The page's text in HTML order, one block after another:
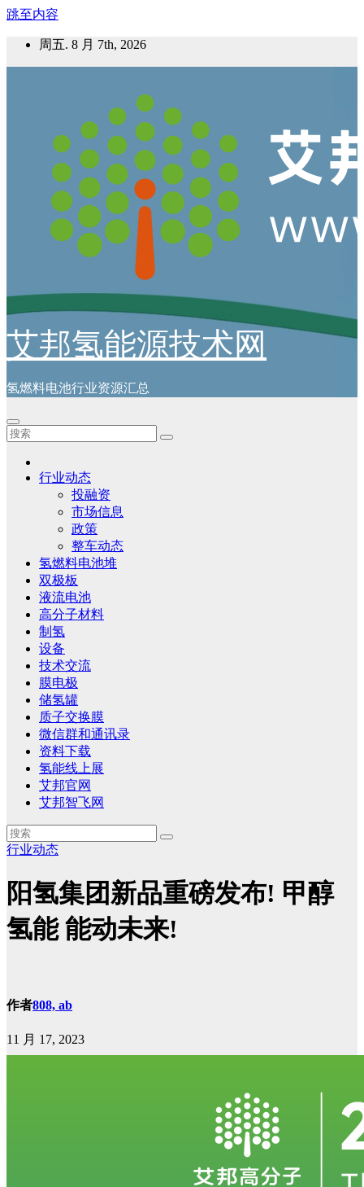
跳至内容
周五. 8 月 7th, 2026
艾邦氢能源技术网
氢燃料电池行业资源汇总
行业动态
投融资
市场信息
政策
整车动态
氢燃料电池堆
双极板
液流电池
高分子材料
制氢
设备
技术交流
膜电极
储氢罐
质子交换膜
微信群和通讯录
资料下载
氢能线上展
艾邦官网
艾邦智飞网
行业动态
阳氢集团新品重磅发布! 甲醇
氢能 能动未来!
作者808, ab
11 月 17, 2023